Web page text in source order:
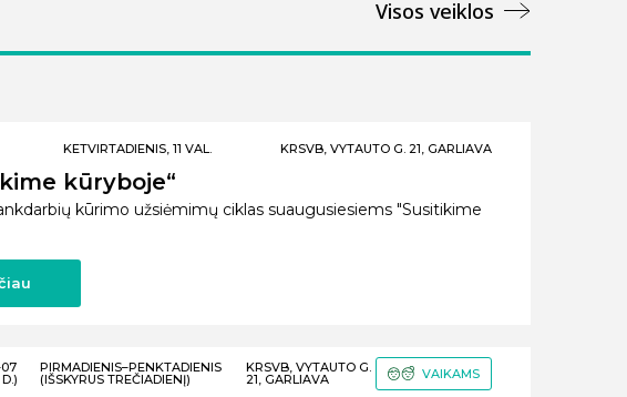
Visos veiklos
KETVIRTADIENIS, 11 VAL. KRSVB, VYTAUTO G. 21, GARLIAVA
kūryboje“
kūrimo užsiėmimų ciklas suaugusiesiems "Susitikime
PIRMADIENIS–PENKTADIENIS
(IŠSKYRUS TREČIADIENĮ)
KRSVB, VYTAUTO G.
21, GARLIAVA VAIKAMS